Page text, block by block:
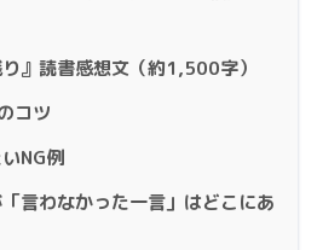
』読書感想文（約1,500字）
コツ
NG例
言わなかった一言」はどこにあ